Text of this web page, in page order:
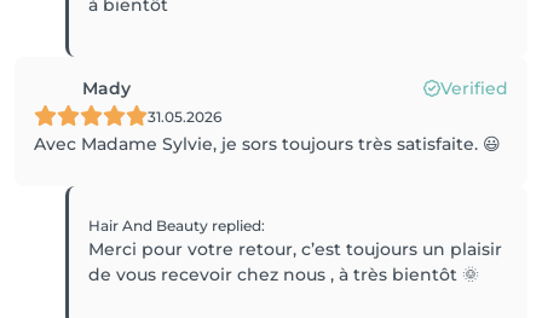
à bientôt
Mady Verified
31.05.2026
Avec Madame Sylvie, je sors toujours très satisfaite. 😃
Hair And Beauty replied:
Merci pour votre retour, c’est toujours un plaisir
de vous recevoir chez nous , à très bientôt 🌞